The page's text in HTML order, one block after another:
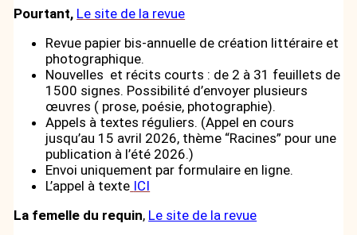
Pourtant, Le site de la revue
Revue papier bis-annuelle de création littéraire et
photographique.
Nouvelles et récits courts : de 2 à 31 feuillets de
1500 signes. Possibilité d’envoyer plusieurs
œuvres ( prose, poésie, photographie).
Appels à textes réguliers. (Appel en cours
jusqu’au 15 avril 2026, thème “Racines” pour une
publication à l’été 2026.)
Envoi uniquement par formulaire en ligne.
L’appel à texte ICI
La femelle du requin, Le site de la revue